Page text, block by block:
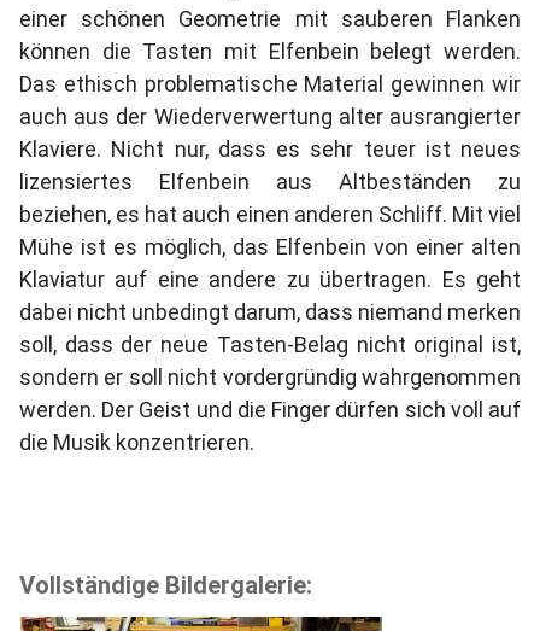
einer schönen Geometrie mit sauberen Flanken
können die Tasten mit Elfenbein belegt werden.
Das ethisch problematische Material gewinnen wir
auch aus der Wiederverwertung alter ausrangierter
Klaviere. Nicht nur, dass es sehr teuer ist neues
lizensiertes Elfenbein aus Altbeständen zu
beziehen, es hat auch einen anderen Schliff. Mit viel
Mühe ist es möglich, das Elfenbein von einer alten
Klaviatur auf eine andere zu übertragen. Es geht
dabei nicht unbedingt darum, dass niemand merken
soll, dass der neue Tasten-Belag nicht original ist,
sondern er soll nicht vordergründig wahrgenommen
werden. Der Geist und die Finger dürfen sich voll auf
die Musik konzentrieren.
Vollständige Bildergalerie: